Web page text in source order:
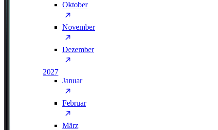
Oktober
November
Dezember
2027
Januar
Februar
März